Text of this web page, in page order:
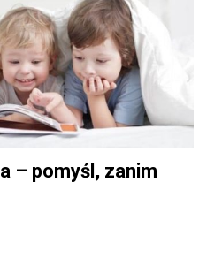
– pomyśl, zanim